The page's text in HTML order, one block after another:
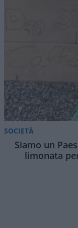
SOCIETÀ
Siamo un
limonata